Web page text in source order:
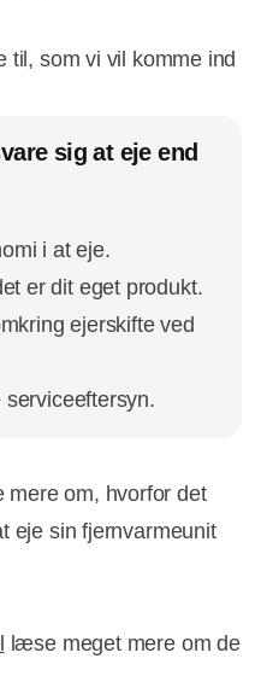
til, som vi vil komme ind
sig at eje end
i at eje.
er dit eget produkt.
ejerskifte ved
om, hvorfor det
eje sin fjernvarmeunit
læse meget mere om de